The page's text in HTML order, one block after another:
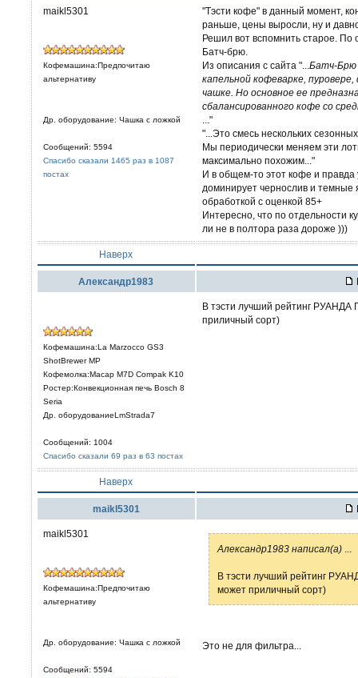
maikl5301
Кофемашина:Предпочитаю
альтернативу
Др. оборудование: Чашка с ложкой
Сообщений: 5594
Спасибо сказали 1465 раз в 1087
постах
"Тэсти кофе" в данный момент,
раньше, цены выросли, ну и
Решил вот вспомнить старое. По
Батч-брю.
Из описания с сайта "... Батч-Брю
капельной кофеварке,
чашке. Но основное ее
сбалансированного кофе со
..."
"...Это смесь нескольких
Мы периодически меняем эти
максимально похожим..."
И в общем-то этот кофе и правда
доминирует чернослив и
обработкой с оценкой 85+
Интересно, что по отдельности
ли не в полтора раза дороже )))
Наверх
Александр1983
Кофемашина:La Marzocco GS3
ShotBrewer MP
Кофемолка:Macap M7D Compak K10
Ростер:Конвекционная печь Bosch 8
Seria
Др. оборудованиеLmStrada7
Сообщений: 1004
Спасибо сказали 69 раз в 63 постах
В тэсти лучший рейтинг
приличный сорт)
Наверх
maikl5301
maikl5301
Кофемашина:Предпочитаю
альтернативу
Др. оборудование: Чашка с ложкой
Сообщений: 5594
Александр1983 написал(а)
В тэсти лучший рейтинг
может приличный сорт)
Это не для фильтра...